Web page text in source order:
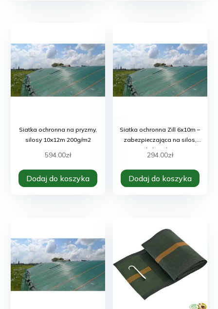
Siatka ochronna na pryzmy,
silosy 10x12m 200g/m2
594.00zł
Dodaj do koszyka
Siatka ochronna Zill 6x10m –
zabezpieczająca na silos,
kukurydzę
294.00zł
Dodaj do koszyka